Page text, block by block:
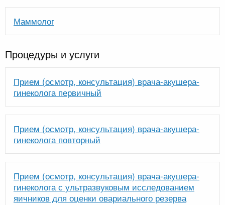
Маммолог
Процедуры и услуги
Прием (осмотр, консультация) врача-акушера-
гинеколога первичный
Прием (осмотр, консультация) врача-акушера-
гинеколога повторный
Прием (осмотр, консультация) врача-акушера-
гинеколога с ультразвуковым исследованием
яичников для оценки овариального резерва